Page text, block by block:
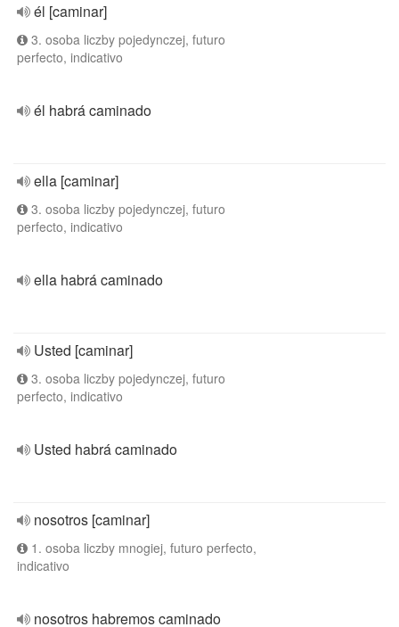
él [caminar]
3. osoba liczby pojedynczej, futuro
perfecto, indicativo
él habrá caminado
ella [caminar]
3. osoba liczby pojedynczej, futuro
perfecto, indicativo
ella habrá caminado
Usted [caminar]
3. osoba liczby pojedynczej, futuro
perfecto, indicativo
Usted habrá caminado
nosotros [caminar]
1. osoba liczby mnogiej, futuro perfecto,
indicativo
nosotros habremos caminado